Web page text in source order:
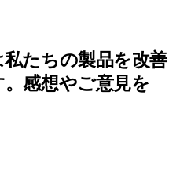
たちの製品を改善
感想やご意見を